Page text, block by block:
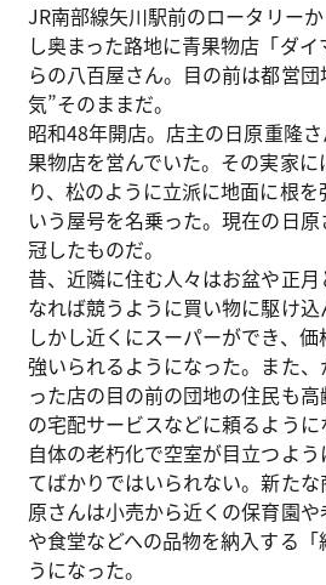
JR南部線矢川駅前のロータリー
し奥まった路地に青果物店「ダ
らの八百屋さん。目の前は都営
気”そのままだ。
昭和48年開店。店主の日原重隆
果物店を営んでいた。その実家
り、松のように立派に地面に根
いう屋号を名乗った。現在の日
冠したものだ。
昔、近隣に住む人々はお盆や正
なれば競うように買い物に駆け込
しかし近くにスーパーができ、
強いられるようになった。また
った店の目の前の団地の住民も
の宅配サービスなどに頼るよう
自体の老朽化で空室が目立つよ
てばかりではいられない。新た
原さんは小売から近くの保育園
や食堂などへの品物を納入する
うになった。